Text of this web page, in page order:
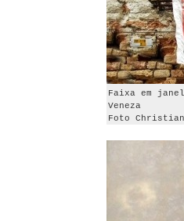
Faixa em
Veneza
Foto